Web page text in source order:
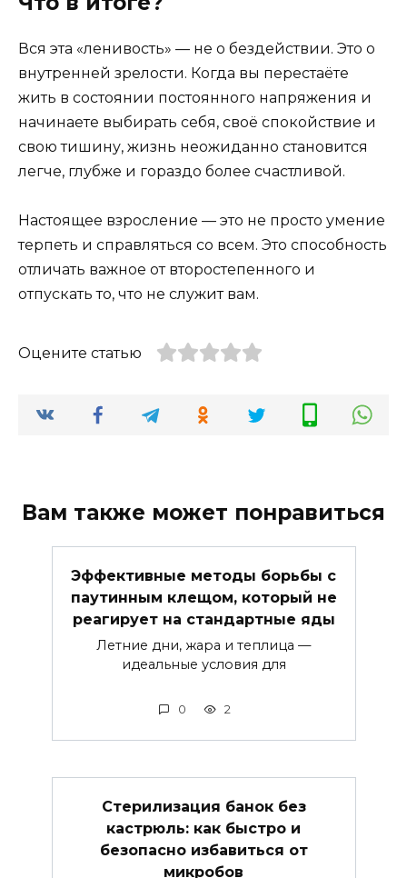
Вся эта «ленивость» — не о бездействии. Это о
внутренней зрелости. Когда вы перестаёте
жить в состоянии постоянного напряжения и
начинаете выбирать себя, своё спокойствие и
свою тишину, жизнь неожиданно становится
легче, глубже и гораздо более счастливой.
Настоящее взросление — это не просто умение
терпеть и справляться со всем. Это способность
отличать важное от второстепенного и
отпускать то, что не служит вам.
Оцените статью
Вам также может понравиться
Эффективные методы борьбы с
паутинным клещом, который не
реагирует на стандартные яды
Летние дни, жара и теплица —
идеальные условия для
0 2
Стерилизация банок без
кастрюль: как быстро и
безопасно избавиться от
микробов